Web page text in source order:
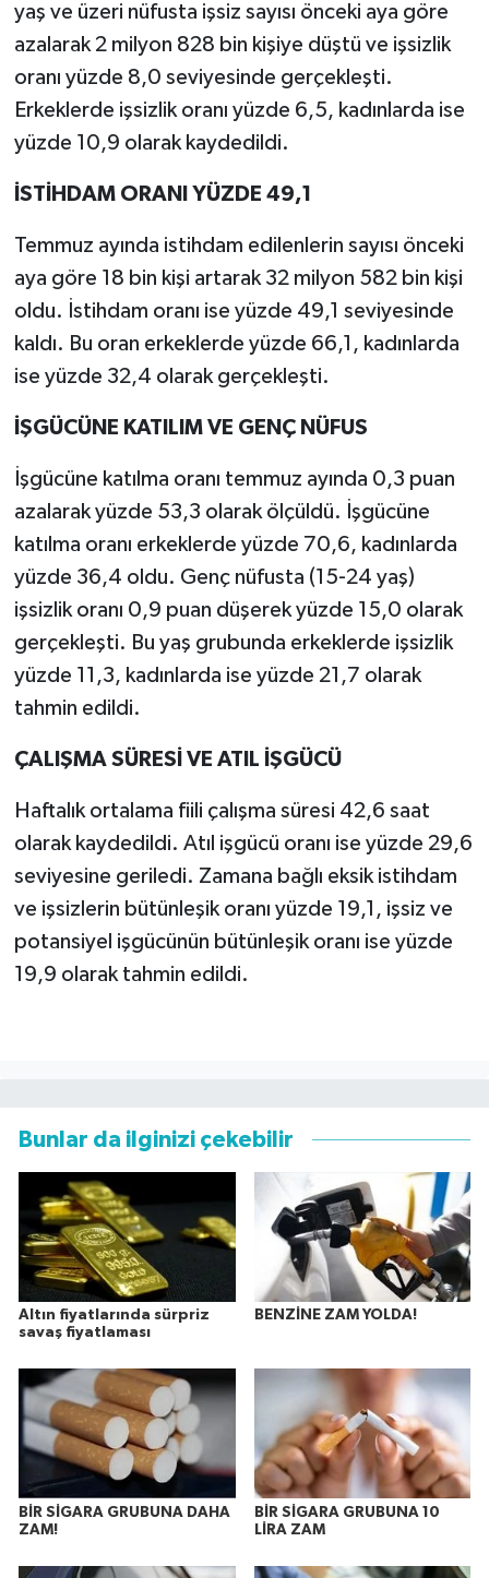
yaş ve üzeri nüfusta işsiz sayısı önceki aya göre
azalarak 2 milyon 828 bin kişiye düştü ve işsizlik
oranı yüzde 8,0 seviyesinde gerçekleşti.
Erkeklerde işsizlik oranı yüzde 6,5, kadınlarda ise
yüzde 10,9 olarak kaydedildi.
İSTİHDAM ORANI YÜZDE 49,1
Temmuz ayında istihdam edilenlerin sayısı önceki
aya göre 18 bin kişi artarak 32 milyon 582 bin kişi
oldu. İstihdam oranı ise yüzde 49,1 seviyesinde
kaldı. Bu oran erkeklerde yüzde 66,1, kadınlarda
ise yüzde 32,4 olarak gerçekleşti.
İŞGÜCÜNE KATILIM VE GENÇ NÜFUS
İşgücüne katılma oranı temmuz ayında 0,3 puan
azalarak yüzde 53,3 olarak ölçüldü. İşgücüne
katılma oranı erkeklerde yüzde 70,6, kadınlarda
yüzde 36,4 oldu. Genç nüfusta (15-24 yaş)
işsizlik oranı 0,9 puan düşerek yüzde 15,0 olarak
gerçekleşti. Bu yaş grubunda erkeklerde işsizlik
yüzde 11,3, kadınlarda ise yüzde 21,7 olarak
tahmin edildi.
ÇALIŞMA SÜRESİ VE ATIL İŞGÜCÜ
Haftalık ortalama fiili çalışma süresi 42,6 saat
olarak kaydedildi. Atıl işgücü oranı ise yüzde 29,6
seviyesine geriledi. Zamana bağlı eksik istihdam
ve işsizlerin bütünleşik oranı yüzde 19,1, işsiz ve
potansiyel işgücünün bütünleşik oranı ise yüzde
19,9 olarak tahmin edildi.
Bunlar da ilginizi çekebilir
Altın fiyatlarında sürpriz
savaş fiyatlaması
BENZİNE ZAM YOLDA!
BİR SİGARA GRUBUNA DAHA
ZAM!
BİR SİGARA GRUBUNA 10
LİRA ZAM